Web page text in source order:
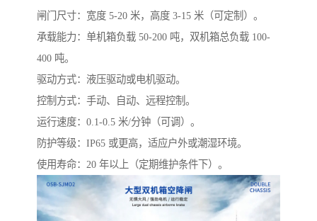
闸门尺寸：宽度 5-20 米，高度 3-15 米（可定制）。
承载能力：单机箱负载 50-200 吨，双机箱总负载 100-
400 吨。
驱动方式：液压驱动或电机驱动。
控制方式：手动、自动、远程控制。
运行速度：0.1-0.5 米/分钟（可调）。
防护等级：IP65 或更高，适应户外或潮湿环境。
使用寿命：20 年以上（定期维护条件下）。